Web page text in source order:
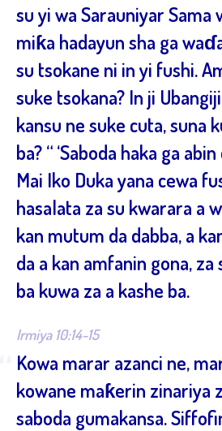
su yi wa Sarauniyar Sama
miƙa hadayun sha ga
su tsokane ni in yi fushi.
suke tsokana? In ji
kansu ne suke cuta, suna
ba? “ ‘Saboda haka ga
Mai Iko Duka yana cewa
hasalata za su kwarara a
kan mutum da dabba, a
da a kan amfanin gona, za
ba kuwa za a kashe ba.
Irmiya 10:14-15
Kowa marar azanci ne,
kowane maƙerin zinariya
saboda gumakansa.